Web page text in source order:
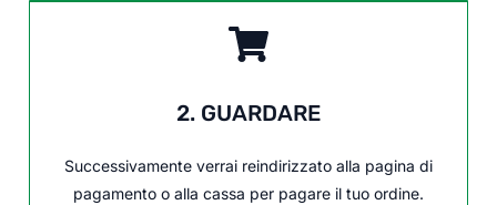
2. GUARDARE
Successivamente verrai reindirizzato alla pagina di
pagamento o alla cassa per pagare il tuo ordine.